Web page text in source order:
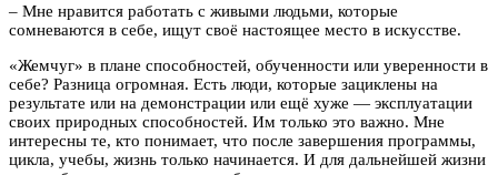
– Мне нравится работать с живыми людьми, которые
сомневаются в себе, ищут своё настоящее место в искусстве.
«Жемчуг» в плане способностей, обученности или уверенности в
себе? Разница огромная. Есть люди, которые зациклены на
результате или на демонстрации или ещё хуже — эксплуатации
своих природных способностей. Им только это важно. Мне
интересны те, кто понимает, что после завершения программы,
цикла, учебы, жизнь только начинается. И для дальнейшей жизни